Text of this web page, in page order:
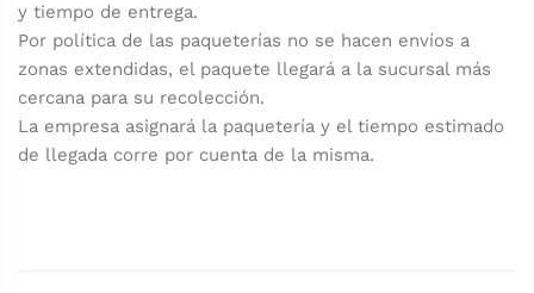
y tiempo de entrega.
Por política de las paqueterías no se hacen envíos a
zonas extendidas, el paquete llegará a la sucursal más
cercana para su recolección.
La empresa asignará la paquetería y el tiempo estimado
de llegada corre por cuenta de la misma.